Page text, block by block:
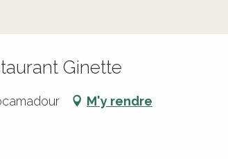
Ginette
M'y rendre